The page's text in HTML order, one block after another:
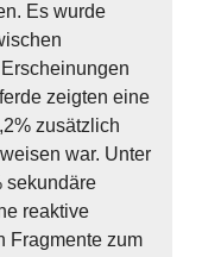
Es wurde
zeigten eine
zusätzlich
war. Unter
sekundäre
reaktive
Fragmente zum